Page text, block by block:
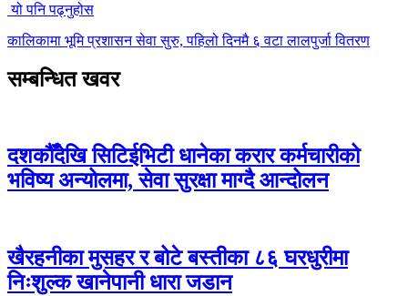
यो पनि पढ्नुहोस
कालिकामा भूमि प्रशासन सेवा सुरु, पहिलो दिनमै ६ वटा लालपुर्जा वितरण
सम्बन्धित खवर
दशकौँदेखि सिटिईभिटी धानेका करार कर्मचारीको
भविष्य अन्योलमा, सेवा सुरक्षा माग्दै आन्दोलन
खैरहनीका मुसहर र बोटे बस्तीका ८६ घरधुरीमा
निःशुल्क खानेपानी धारा जडान